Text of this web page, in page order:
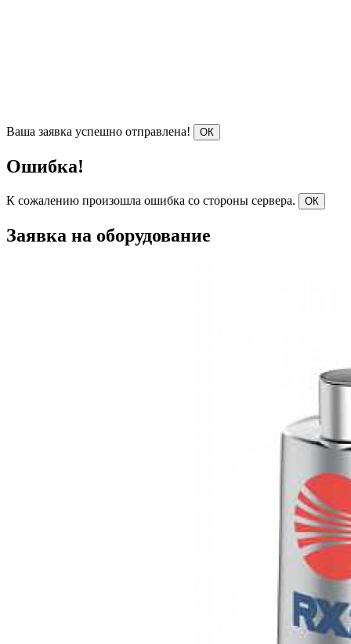
Ваша заявка успешно отправлена! ОК
Ошибка!
К сожалению произошла ошибка со стороны сервера. ОК
Заявка на оборудование